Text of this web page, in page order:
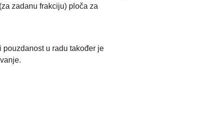
zadanu frakciju) ploča za
u radu također je